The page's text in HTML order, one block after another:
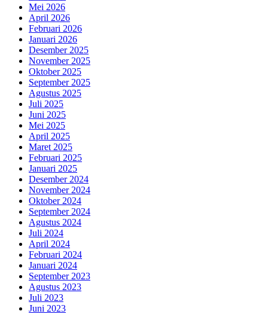
Mei 2026
April 2026
Februari 2026
Januari 2026
Desember 2025
November 2025
Oktober 2025
September 2025
Agustus 2025
Juli 2025
Juni 2025
Mei 2025
April 2025
Maret 2025
Februari 2025
Januari 2025
Desember 2024
November 2024
Oktober 2024
September 2024
Agustus 2024
Juli 2024
April 2024
Februari 2024
Januari 2024
September 2023
Agustus 2023
Juli 2023
Juni 2023